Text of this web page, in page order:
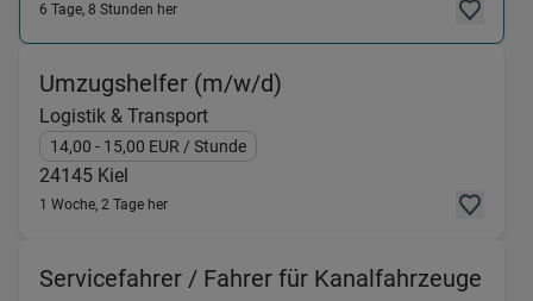
6 Tage, 8 Stunden her
Umzugshelfer (m/w/d)
Logistik & Transport
14,00 - 15,00 EUR / Stunde
24145 Kiel
1 Woche, 2 Tage her
Servicefahrer / Fahrer für Kanalfahrzeuge